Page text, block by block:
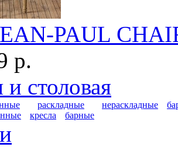
PAUL
р.
столовая
раскладные нераскладные
кресла барные